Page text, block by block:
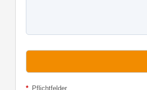
* Pflichtfelder